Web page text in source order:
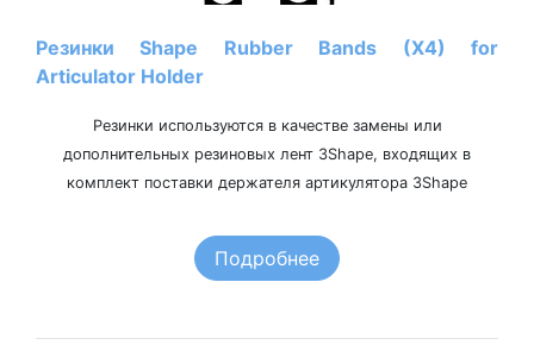
Резинки Shape Rubber Bands (X4) for
Articulator Holder
Резинки используются в качестве замены или
дополнительных резиновых лент 3Shape, входящих в
комплект поставки держателя артикулятора 3Shape
Подробнее